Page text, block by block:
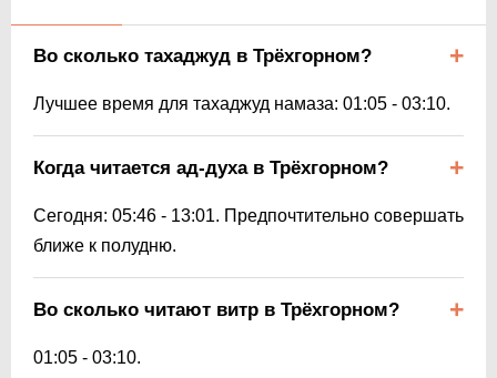
Во сколько тахаджуд в Трёхгорном?
Лучшее время для тахаджуд намаза: 01:05 - 03:10.
Когда читается ад-духа в Трёхгорном?
Сегодня: 05:46 - 13:01. Предпочтительно совершать
ближе к полудню.
Во сколько читают витр в Трёхгорном?
01:05 - 03:10.